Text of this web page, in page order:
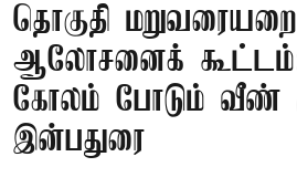
தொகுதி மறுவரையறை
ஆலோசனைக் கூட்டம்:
கோலம் போடும் வீண்
இன்பதுரை